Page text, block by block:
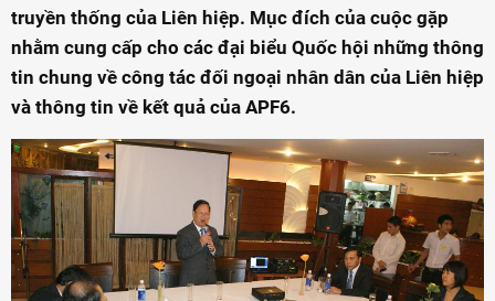
truyền thống của Liên hiệp. Mục đích của cuộc gặp
nhằm cung cấp cho các đại biểu Quốc hội những thông
tin chung về công tác đối ngoại nhân dân của Liên hiệp
và thông tin về kết quả của APF6.